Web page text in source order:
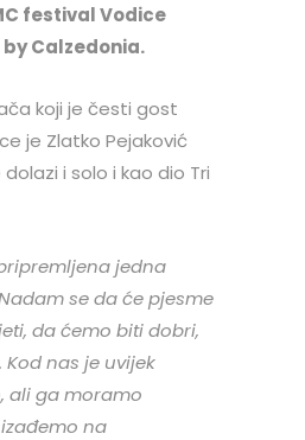
festival Vodice
Calzedonia.
koji je česti gost
je Zlatko Pejaković
i solo i kao dio Tri
jedna
se da će pjesme
da ćemo biti dobri,
Kod nas je uvijek
ali ga moramo
na